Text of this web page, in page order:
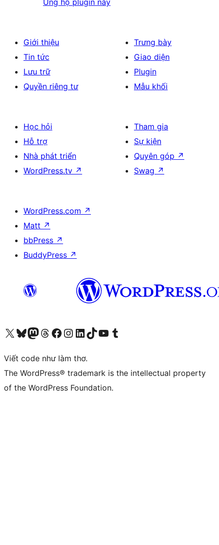
Giới thiệu
Tin tức
Lưu trữ
Quyền riêng tư
Trưng bày
Giao diện
Plugin
Mẫu khối
Học hỏi
Hỗ trợ
Nhà phát triển
WordPress.tv ↗
Tham gia
Sự kiện
Quyên góp ↗
Swag ↗
WordPress.com ↗
Matt ↗
bbPress ↗
BuddyPress ↗
Truy cập tài khoản X (trước đây là Twitter) của chúng tôiVisit our Bluesky account
Visit our Mastodon account
Visit our Threads account
Xem trang Facebook của chúng tôiTruy cập tài khoản Instagram của chúng tôiTruy cập tài khoản LinkedIn của chúng tôiVisit our TikTok account
Truy cập kênh YouTube của chúng tôi Visit our Tumblr account
Viết code như làm thơ.
The WordPress® trademark is the intellectual property
of the WordPress Foundation.